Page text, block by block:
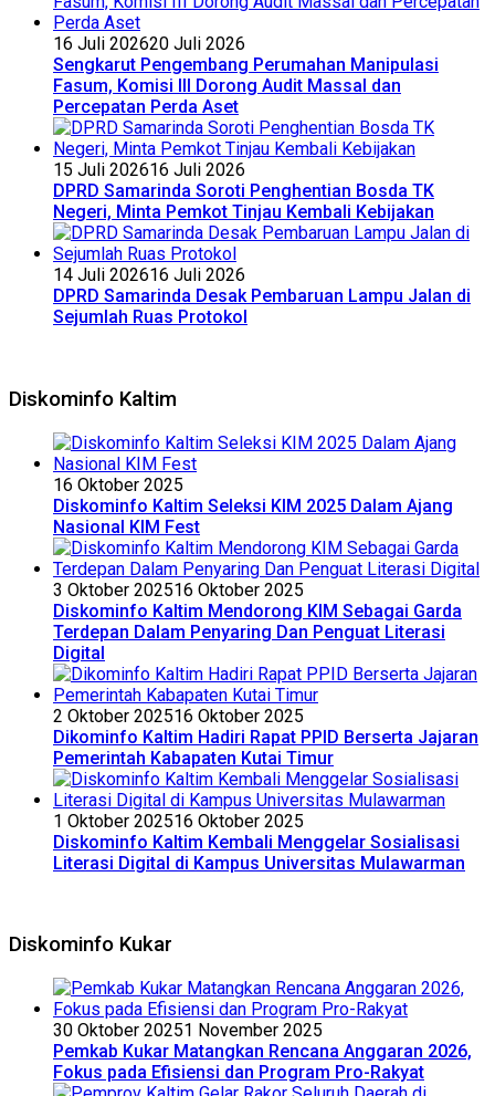
16 Juli 202620 Juli 2026
Sengkarut Pengembang Perumahan Manipulasi
Fasum, Komisi III Dorong Audit Massal dan
Percepatan Perda Aset
15 Juli 202616 Juli 2026
DPRD Samarinda Soroti Penghentian Bosda TK
Negeri, Minta Pemkot Tinjau Kembali Kebijakan
14 Juli 202616 Juli 2026
DPRD Samarinda Desak Pembaruan Lampu Jalan di
Sejumlah Ruas Protokol
Diskominfo Kaltim
16 Oktober 2025
Diskominfo Kaltim Seleksi KIM 2025 Dalam Ajang
Nasional KIM Fest
3 Oktober 202516 Oktober 2025
Diskominfo Kaltim Mendorong KIM Sebagai Garda
Terdepan Dalam Penyaring Dan Penguat Literasi
Digital
2 Oktober 202516 Oktober 2025
Dikominfo Kaltim Hadiri Rapat PPID Berserta Jajaran
Pemerintah Kabapaten Kutai Timur
1 Oktober 202516 Oktober 2025
Diskominfo Kaltim Kembali Menggelar Sosialisasi
Literasi Digital di Kampus Universitas Mulawarman
Diskominfo Kukar
30 Oktober 20251 November 2025
Pemkab Kukar Matangkan Rencana Anggaran 2026,
Fokus pada Efisiensi dan Program Pro-Rakyat